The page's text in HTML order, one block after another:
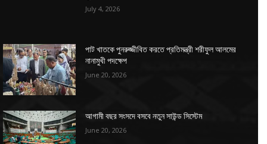
July 4, 2026
পাট খাতকে পুনরুজ্জীবিত করতে প্রতিমন্ত্রী শরীফুল আলমের
নানামুখী পদক্ষেপ
June 20, 2026
আগামী বছর সংসদে বসবে নতুন সাউন্ড সিস্টেম
June 20, 2026